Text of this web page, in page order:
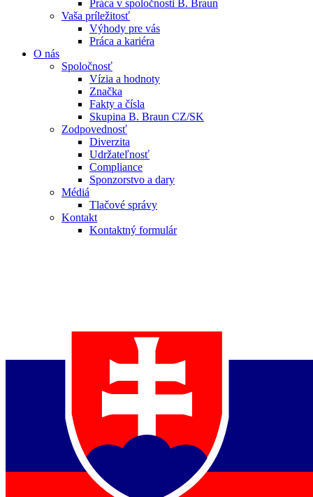
Práca v spoločnosti B. Braun
Vaša príležitosť
Výhody pre vás
Práca a kariéra
O nás
Spoločnosť
Vízia a hodnoty
Značka
Fakty a čísla
Skupina B. Braun CZ/SK
Zodpovednosť
Diverzita
Udržateľnosť
Compliance
Sponzorstvo a dary
Médiá
Tlačové správy
Kontakt
Kontaktný formulár